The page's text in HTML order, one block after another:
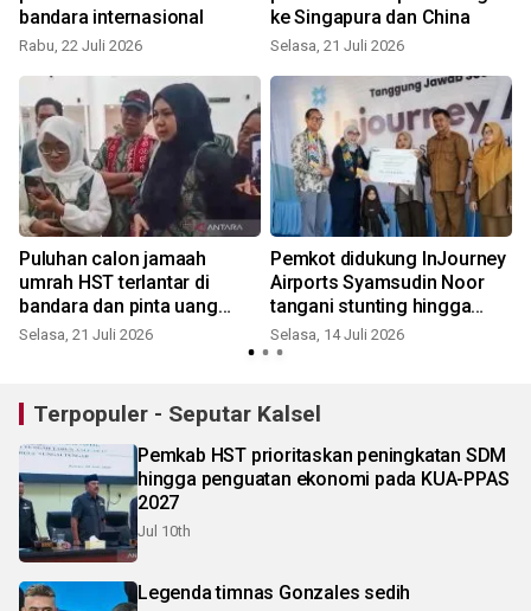
bandara internasional
Rabu, 22 Juli 2026
ke Singapura dan China
Selasa, 21 Juli 2026
Puluhan calon jamaah
umrah HST terlantar di
bandara dan pinta uang
kembali
Selasa, 21 Juli 2026
Pemkot didukung InJourney
Airports Syamsudin Noor
tangani stunting hingga
bedah rumah
Selasa, 14 Juli 2026
Terpopuler - Seputar Kalsel
Pemkab HST prioritaskan peningkatan SDM
hingga penguatan ekonomi pada KUA-PPAS
2027
Jul 10th
Legenda timnas Gonzales sedih